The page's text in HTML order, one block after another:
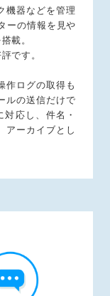
機器などを管理
ーの情報を見や
載。
です。
作ログの取得も
ルの送信だけで
応し、件名・
アーカイブとし